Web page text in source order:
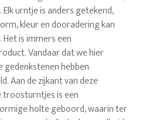
Elk urntje is anders getekend,
kleur en dooradering kan
Het is immers een
Vandaar dat we hier
gedenkstenen hebben
Aan de zijkant van deze
troosturntjes is een
holte geboord, waarin ter